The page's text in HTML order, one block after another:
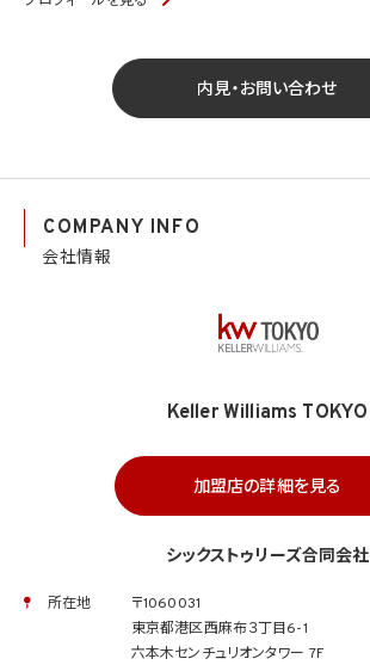
内見・お問い合わせ
COMPANY INFO
会社情報
Keller Williams TOKYO
加盟店の詳細を見る
シックストゥリーズ合同会社
所在地
〒1060031
東京都港区西麻布３丁目6-1
六本木センチュリオンタワー 7F